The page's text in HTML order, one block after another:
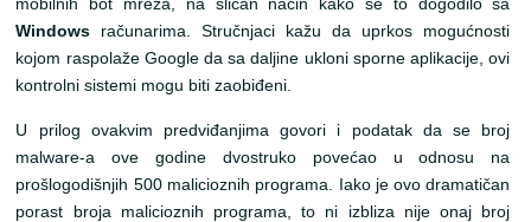
mobilnih bot mreža, na sličan način kako se to dogodilo sa
Windows računarima. Stručnjaci kažu da uprkos mogućnosti
kojom raspolaže Google da sa daljine ukloni sporne aplikacije, ovi
kontrolni sistemi mogu biti zaobiđeni.
U prilog ovakvim predviđanjima govori i podatak da se broj
malware-a ove godine dvostruko povećao u odnosu na
prošlogodišnjih 500 malicioznih programa. Iako je ovo dramatičan
porast broja malicioznih programa, to ni izbliza nije onaj broj